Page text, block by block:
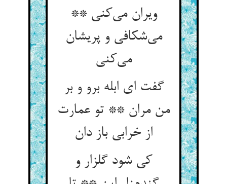
ویران می‌کنی **
می‌شکافی و پریشان
می‌کنی
گفت ای ابله برو و بر
من مران ** تو عمارت
از خرابی باز دان
کی شود گلزار و